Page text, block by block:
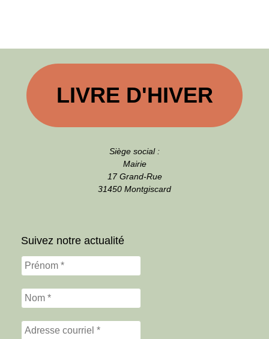
LIVRE D'HIVER
Siège social :
Mairie
17 Grand-Rue
31450 Montgiscard
Suivez notre actualité